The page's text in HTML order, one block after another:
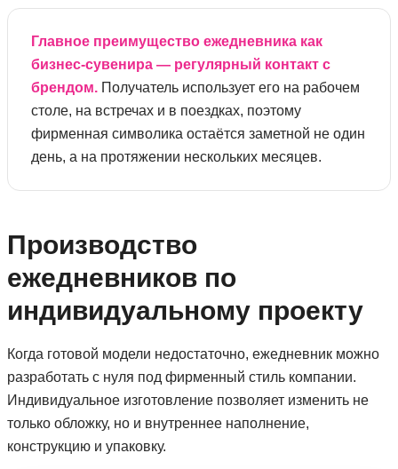
Главное преимущество ежедневника как
бизнес-сувенира — регулярный контакт с
брендом. Получатель использует его на рабочем
столе, на встречах и в поездках, поэтому
фирменная символика остаётся заметной не один
день, а на протяжении нескольких месяцев.
Производство
ежедневников по
индивидуальному проекту
Когда готовой модели недостаточно, ежедневник можно
разработать с нуля под фирменный стиль компании.
Индивидуальное изготовление позволяет изменить не
только обложку, но и внутреннее наполнение,
конструкцию и упаковку.